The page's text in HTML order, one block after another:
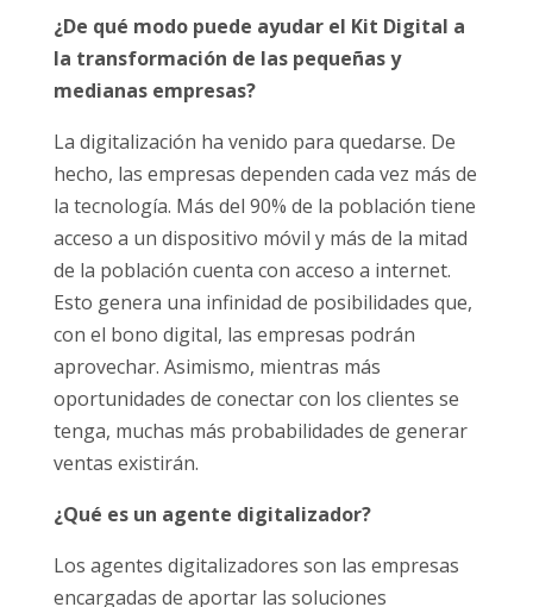
¿De qué modo puede ayudar el Kit Digital a
la transformación de las pequeñas y
medianas empresas?
La digitalización ha venido para quedarse. De
hecho, las empresas dependen cada vez más de
la tecnología. Más del 90% de la población tiene
acceso a un dispositivo móvil y más de la mitad
de la población cuenta con acceso a internet.
Esto genera una infinidad de posibilidades que,
con el bono digital, las empresas podrán
aprovechar. Asimismo, mientras más
oportunidades de conectar con los clientes se
tenga, muchas más probabilidades de generar
ventas existirán.
¿Qué es un agente digitalizador?
Los agentes digitalizadores son las empresas
encargadas de aportar las soluciones